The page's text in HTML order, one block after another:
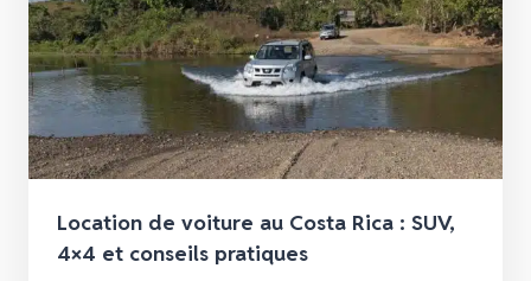
Location de voiture au Costa Rica : SUV,
4×4 et conseils pratiques